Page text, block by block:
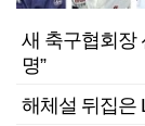
새 축구협회장
명”
해체설 뒤집은